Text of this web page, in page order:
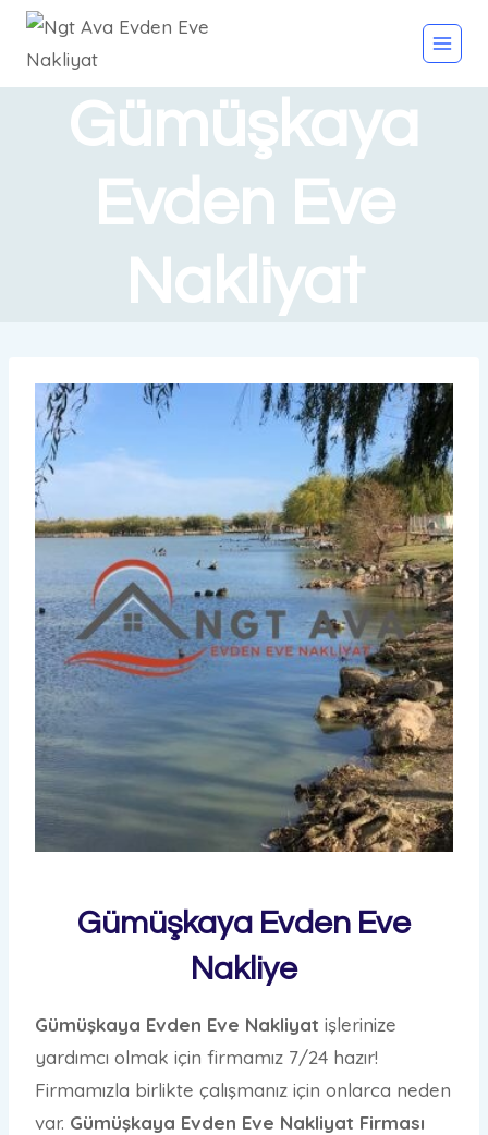
Gümüşkaya
Evden Eve
Nakliyat
Gümüşkaya Evden Eve
Nakliye
Gümüşkaya Evden Eve Nakliyat işlerinize
yardımcı olmak için firmamız 7/24 hazır!
Firmamızla birlikte çalışmanız için onlarca neden
var. Gümüşkaya Evden Eve Nakliyat Firması